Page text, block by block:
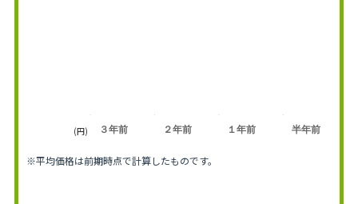
３年前 ２年前 １年前 半年前
(円)
※平均価格は前期時点で計算したものです。